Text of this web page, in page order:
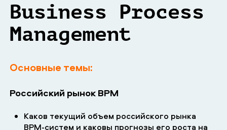
Business Process
Management
Основные темы:
Российский рынок BPM
Каков текущий объем российского рынка
BPM-систем и каковы прогнозы его роста на